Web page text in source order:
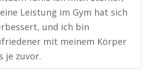
Leistung im Gym hat sich
und ich bin
mit meinem Körper
je zuvor.